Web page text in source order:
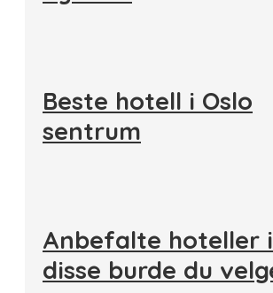
Beste hotell i Oslo
sentrum
Anbefalte hoteller i
disse burde du